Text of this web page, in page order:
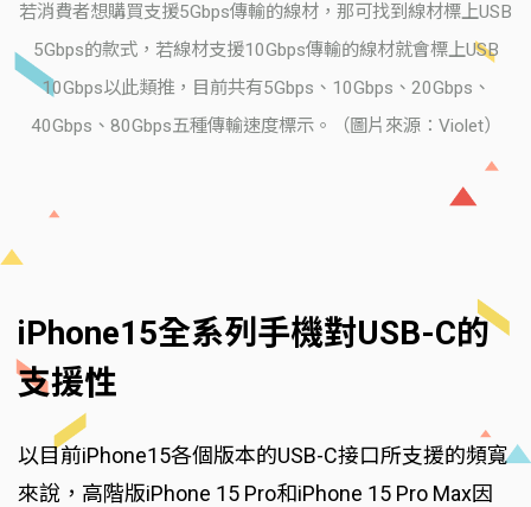
若消費者想購買支援5Gbps傳輸的線材，那可找到線材標上USB
5Gbps的款式，若線材支援10Gbps傳輸的線材就會標上USB
10Gbps以此類推，目前共有5Gbps、10Gbps、20Gbps、
40Gbps、80Gbps五種傳輸速度標示。（圖片來源：Violet）
iPhone15全系列手機對USB-C的
支援性
以目前iPhone15各個版本的USB-C接口所支援的頻寬
來說，高階版iPhone 15 Pro和iPhone 15 Pro Max因